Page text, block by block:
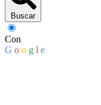
Buscar
Con
G o o g l e